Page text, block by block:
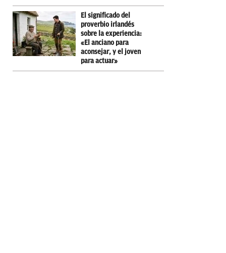
El significado del
proverbio irlandés
sobre la experiencia:
«El anciano para
aconsejar, y el joven
para actuar»